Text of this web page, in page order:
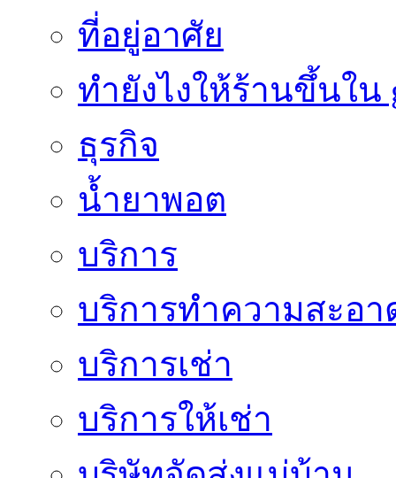
ที่อยู่อาศัย
ทํายังไงให้ร้านขึ้นใน
ธุรกิจ
น้ำยาพอต
บริการ
บริการทำความสะอา
บริการเช่า
บริการให้เช่า